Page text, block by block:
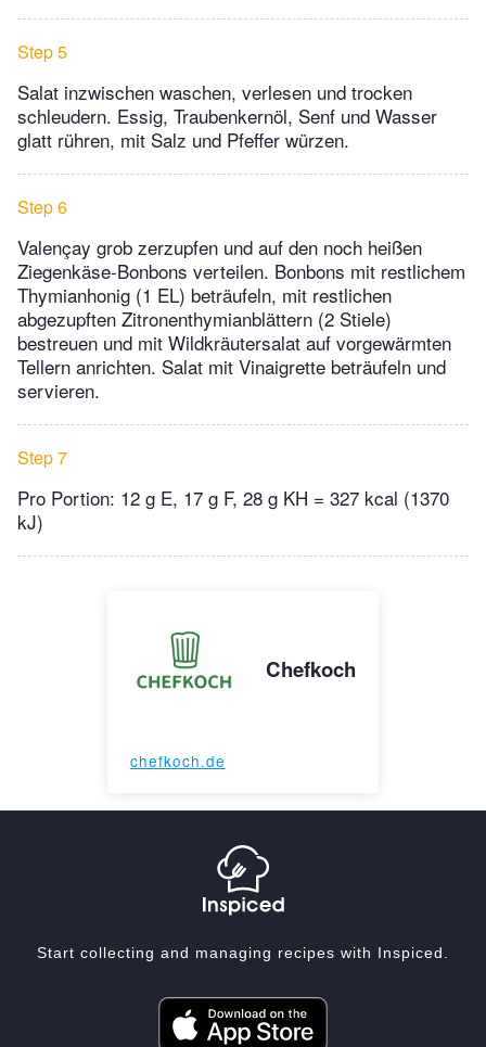
Step 5
Salat inzwischen waschen, verlesen und trocken
schleudern. Essig, Traubenkernöl, Senf und Wasser
glatt rühren, mit Salz und Pfeffer würzen.
Step 6
Valençay grob zerzupfen und auf den noch heißen
Ziegenkäse-Bonbons verteilen. Bonbons mit restlichem
Thymianhonig (1 EL) beträufeln, mit restlichen
abgezupften Zitronenthymianblättern (2 Stiele)
bestreuen und mit Wildkräutersalat auf vorgewärmten
Tellern anrichten. Salat mit Vinaigrette beträufeln und
servieren.
Step 7
Pro Portion: 12 g E, 17 g F, 28 g KH = 327 kcal (1370
kJ)
Chefkoch
chefkoch.de
Start collecting and managing recipes with Inspiced.